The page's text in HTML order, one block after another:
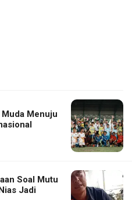
Menuju
Soal Mutu
Jadi